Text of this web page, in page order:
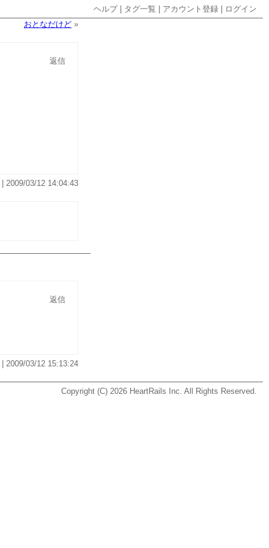
ヘルプ| タグ一覧 アカウント登録
ログイン
おとなだけど »
返信
| 2009/03/12 14:04:43
返信
| 2009/03/12 15:13:24
Copyright (C) 2026 HeartRails Inc. All Rights Reserved.